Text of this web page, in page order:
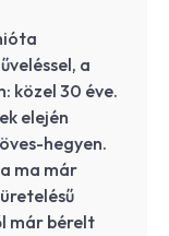
a
közel 30 éve.
elején
hegyen.
ma már
már bérelt